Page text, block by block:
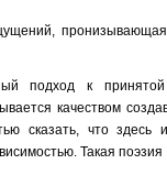
подход к
качеством
сказать, что здесь
Такая поэзия